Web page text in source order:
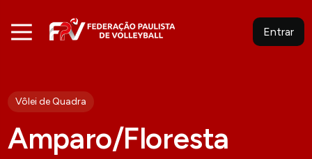
Entrar
Vôlei de Quadra
Amparo/Floresta